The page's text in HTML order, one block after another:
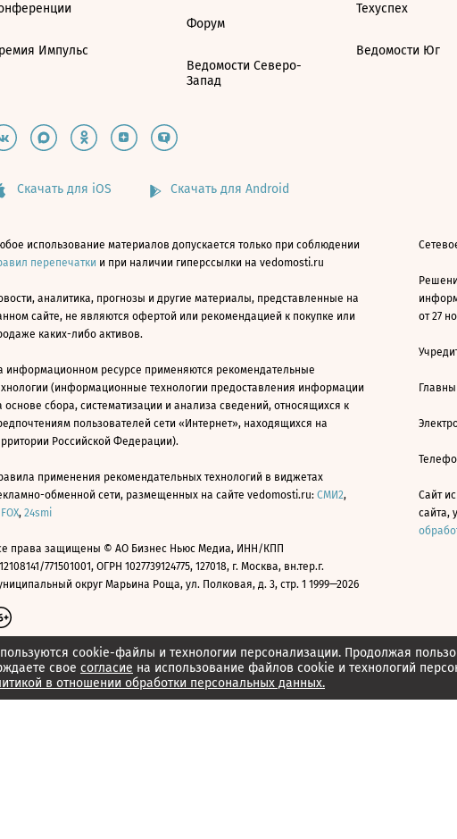
cookie-файлы и технологии персонализации. Продолжая
свое согласие на использование файлов cookie и технологий
в отношении обработки персональных данных.
Импульс
Форум
Ведомости Северо-
Запад
Техуспех
Ведомости Юг
Скачать для iOS Скачать для Android
использование материалов допускается только при соблюдении
перепечатки и при наличии гиперссылки на vedomosti.ru
аналитика, прогнозы и другие материалы, представленные на
сайте, не являются офертой или рекомендацией к покупке или
каких-либо активов.
информационном ресурсе применяются рекомендательные
(информационные технологии предоставления информации
основе сбора, систематизации и анализа сведений, относящихся к
пользователей сети «Интернет», находящихся на
Российской Федерации).
применения рекомендательных технологий в виджетах
обменной сети, размещенных на сайте vedomosti.ru: СМИ2,
, 24smi
права защищены © АО Бизнес Ньюс Медиа, ИНН/КПП
771501001, ОГРН 1027739124775, 127018, г. Москва, вн.тер.г.
округ Марьина Роща, ул. Полковая, д. 3, стр. 1 1999—2026
от 27
Сайт
сайта,